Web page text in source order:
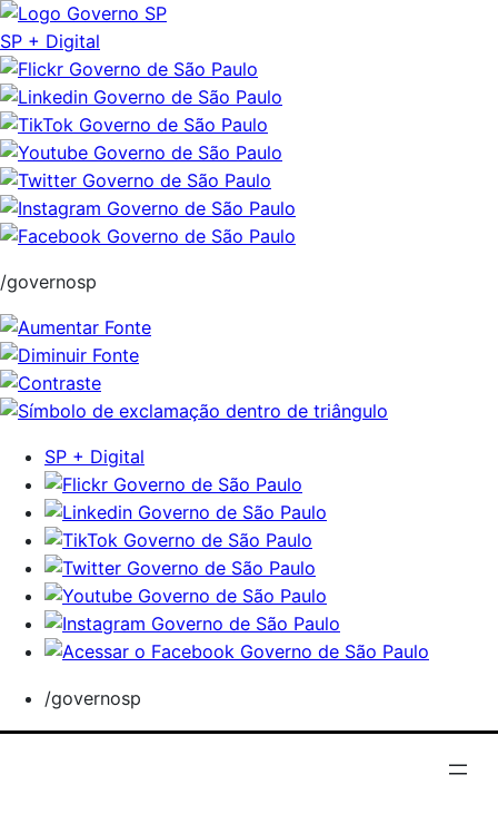
Pular
para
o
conteúdo
SP + Digital
/governosp
SP + Digital
/governosp